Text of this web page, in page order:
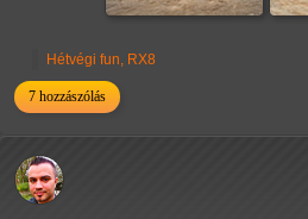
Hétvégi fun, RX8
7 hozzászólás